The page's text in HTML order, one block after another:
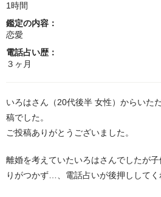
1時間
鑑定の内容：
恋愛
電話占い歴：
３ヶ月
いろはさん（20代後半 女性）からいた
稿でした。
ご投稿ありがとうございました。
離婚を考えていたいろはさんでしたが
りがつかず…、電話占いが後押ししてく